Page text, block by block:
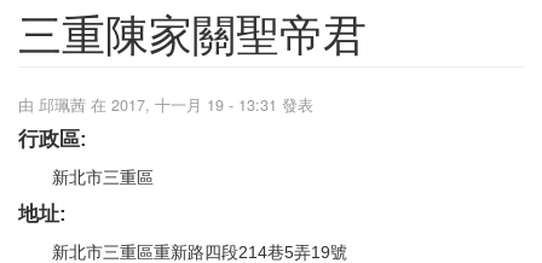
三重陳家關聖帝君
由 邱珮茜 在 2017, 十一月 19 - 13:31 發表
行政區:
新北市三重區
地址:
新北市三重區重新路四段214巷5弄19號